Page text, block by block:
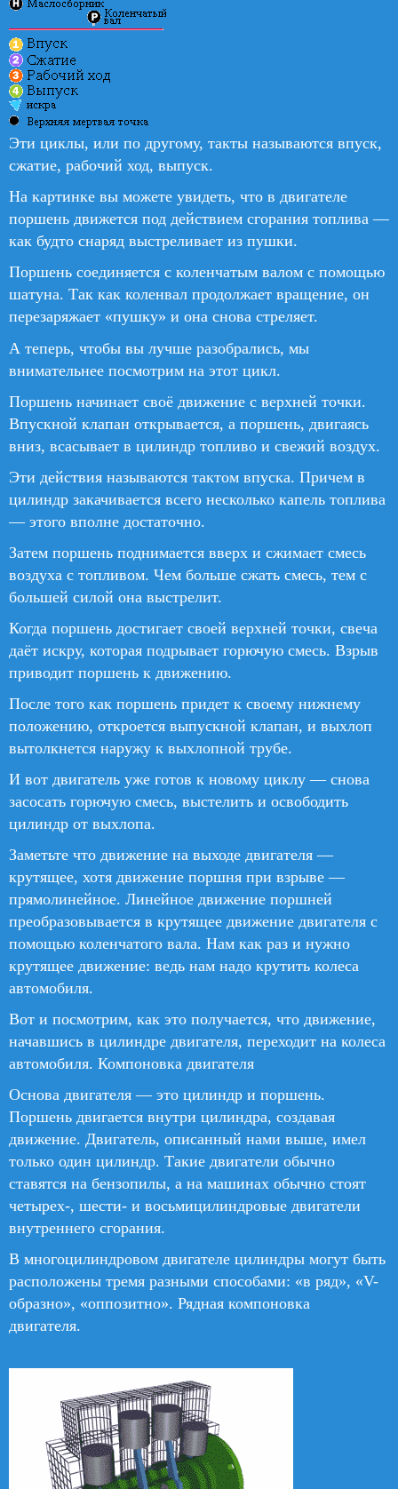
Эти циклы, или по другому, такты называются впуск,
сжатие, рабочий ход, выпуск.
На картинке вы можете увидеть, что в двигателе
поршень движется под действием сгорания топлива —
как будто снаряд выстреливает из пушки.
Поршень соединяется с коленчатым валом с помощью
шатуна. Так как коленвал продолжает вращение, он
перезаряжает «пушку» и она снова стреляет.
А теперь, чтобы вы лучше разобрались, мы
внимательнее посмотрим на этот цикл.
Поршень начинает своё движение с верхней точки.
Впускной клапан открывается, а поршень, двигаясь
вниз, всасывает в цилиндр топливо и свежий воздух.
Эти действия называются тактом впуска. Причем в
цилиндр закачивается всего несколько капель топлива
— этого вполне достаточно.
Затем поршень поднимается вверх и сжимает смесь
воздуха с топливом. Чем больше сжать смесь, тем с
большей силой она выстрелит.
Когда поршень достигает своей верхней точки, свеча
даёт искру, которая подрывает горючую смесь. Взрыв
приводит поршень к движению.
После того как поршень придет к своему нижнему
положению, откроется выпускной клапан, и выхлоп
вытолкнется наружу к выхлопной трубе.
И вот двигатель уже готов к новому циклу — снова
засосать горючую смесь, выстелить и освободить
цилиндр от выхлопа.
Заметьте что движение на выходе двигателя —
крутящее, хотя движение поршня при взрыве —
прямолинейное. Линейное движение поршней
преобразовывается в крутящее движение двигателя с
помощью коленчатого вала. Нам как раз и нужно
крутящее движение: ведь нам надо крутить колеса
автомобиля.
Вот и посмотрим, как это получается, что движение,
начавшись в цилиндре двигателя, переходит на колеса
автомобиля. Компоновка двигателя
Основа двигателя — это цилиндр и поршень.
Поршень двигается внутри цилиндра, создавая
движение. Двигатель, описанный нами выше, имел
только один цилиндр. Такие двигатели обычно
ставятся на бензопилы, а на машинах обычно стоят
четырех-, шести- и восьмицилиндровые двигатели
внутреннего сгорания.
В многоцилиндровом двигателе цилиндры могут быть
расположены тремя разными способами: «в ряд», «V-
образно», «оппозитно». Рядная компоновка
двигателя.